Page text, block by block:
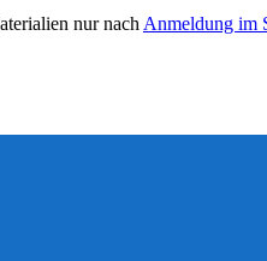
nur nach Anmeldung im